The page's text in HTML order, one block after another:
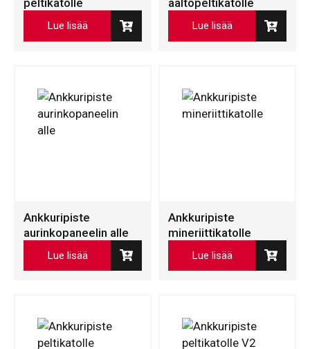
Lue lisää Lue lisää
Ankkuripiste
aurinkopaneelin alle
Lue lisää
Ankkuripiste
mineriittikatolle
Lue lisää